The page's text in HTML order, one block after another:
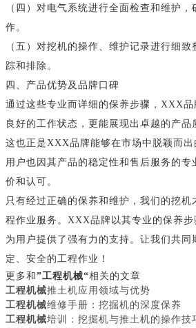
（四）对电气系统进行全面检查和维护
作。
（五）对挖机的操作、维护记录进行细
踪和排除。
四、产品优势及品牌口碑
通过这些专业而详细的保养步骤，XXX
良好的工作状态，更能展现出卓越的产品
这也正是XXX品牌能够在市场中脱颖而
用户也因其产品的稳定性和售后服务的专
价和认可。
只有经过正确的保养和维护，我们的挖机
程作业服务。XXX品牌以其专业的保养步
为用户提供了强有力的支持。让我们共同
定、安全的工程作业！
更多和 ”工程机械“相关的文章
工程机械推土机应用领域与优势
工程机械维修手册：挖掘机的深度保养
工程机械培训：挖掘机与推土机的操作技